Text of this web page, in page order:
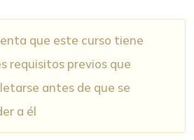
que este curso tiene
requisitos previos que
antes de que se
a él